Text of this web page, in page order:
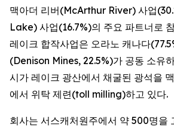
맥아더 리버(McArthur River) 사업
Lake) 사업(16.7%)의 주요 파트너로
레이크 합작사업은 오라노 캐나다
(Denison Mines, 22.5%)가 공동 소유
시가 레이크 광산에서 채굴된 광석을
에서 위탁 제련(toll milling)하고 있다.
회사는 서스캐처원주에서 약 500명을